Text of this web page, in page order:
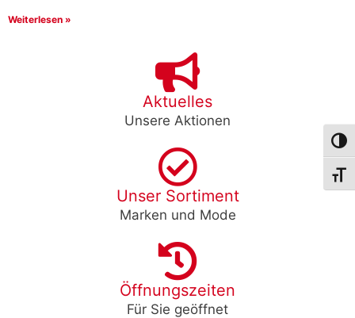
Weiterlesen »
Aktuelles
Unsere Aktionen
Unser Sortiment
Marken und Mode
Öffnungszeiten
Für Sie geöffnet